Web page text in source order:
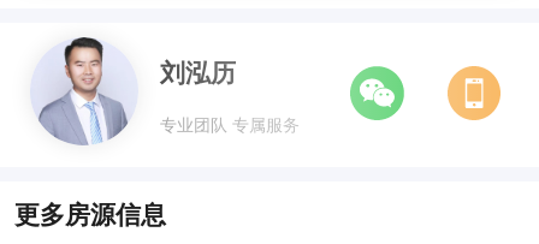
刘泓历
专业团队 专属服务
更多房源信息